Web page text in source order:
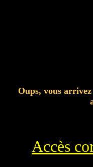
Oups, vous
Accès